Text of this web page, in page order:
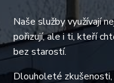
Naše služby využívají
pořizují, ale i ti, kteří
bez starostí.
Dlouholeté